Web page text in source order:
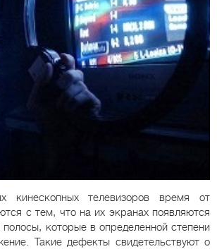
кинескопных телевизоров время от
с тем, что на их экранах появляются
которые в определенной степени
Такие дефекты свидетельствуют о